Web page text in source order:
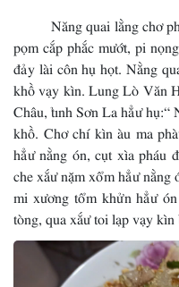
Năng quai lằng chơ
pọm cắp phắc mướt, pi
đảy lài côn hụ họt. Nằng
khồ vạy kìn. Lung Lò Văn
Châu, tỉnh Sơn La hẳư hụ:“
khồ. Chơ chí kìn àu ma
hẳư nằng ón, cụt xìa pháu
che xắư nặm xổm hẳư
mi xương tổm khửn hẳư
tòng, qua xắư toi lạp vạy kìn